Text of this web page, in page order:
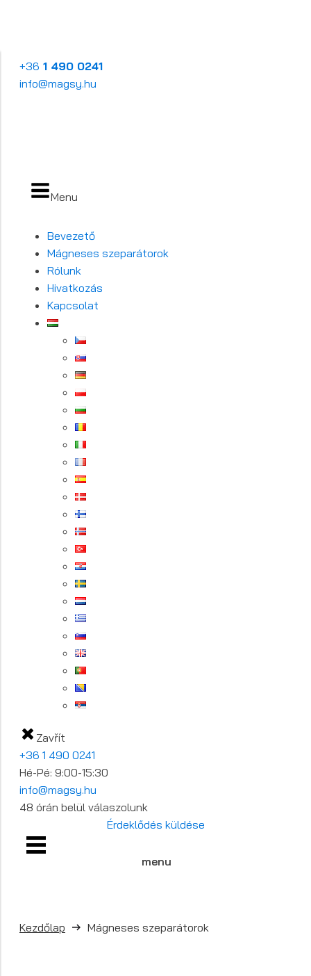
+36 1 490 0241
info@magsy.hu
Menu
Bevezető
Mágneses szeparátorok
Rólunk
Hivatkozás
Kapcsolat
Zavřít
+36 1 490 0241
Hé-Pé: 9:00-15:30
info@magsy.hu
48 órán belül válaszolunk
Érdeklődés küldése
menu
Kezdőlap Mágneses szeparátorok